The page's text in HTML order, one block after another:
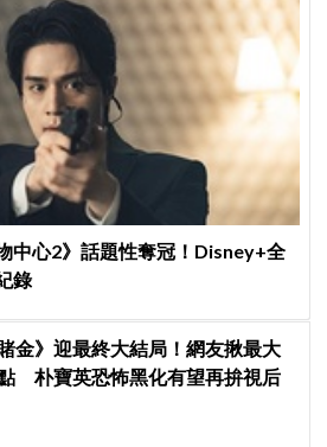
中心2》話題性奪冠！Disney+全
錄
賭金》迎最終大結局！網友揪最大
朴寶英恐怖黑化有望再拚視后